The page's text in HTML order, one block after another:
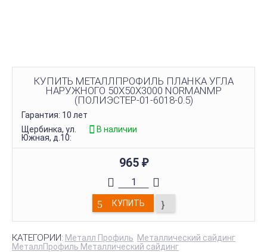
КУПИТЬ МЕТАЛЛПРОФИЛЬ ПЛАНКА УГЛА
НАРУЖНОГО 50Х50Х3000 NORMANMP
(ПОЛИЭСТЕР-01-6018-0.5)
Гарантия: 10 лет
Щербинка, ул.
Южная, д.10:
В наличии
965 ₽
КУПИТЬ
КАТЕГОРИИ: Металл Профиль Металлический сайдинг
МеталлПрофиль Металлический сайдинг